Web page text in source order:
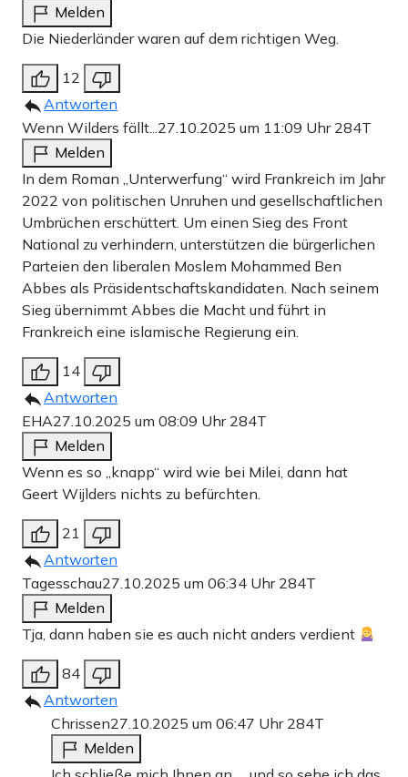
Melden
Die Niederländer waren auf dem richtigen Weg.
12
Antworten
Wenn Wilders fällt... 27.10.2025 um 11:09 Uhr 284T
Melden
In dem Roman „Unterwerfung“ wird Frankreich im Jahr
2022 von politischen Unruhen und gesellschaftlichen
Umbrüchen erschüttert. Um einen Sieg des Front
National zu verhindern, unterstützen die bürgerlichen
Parteien den liberalen Moslem Mohammed Ben
Abbes als Präsidentschaftskandidaten. Nach seinem
Sieg übernimmt Abbes die Macht und führt in
Frankreich eine islamische Regierung ein.
14
Antworten
EHA27.10.2025 um 08:09 Uhr 284T
Melden
Wenn es so „knapp“ wird wie bei Milei, dann hat
Geert Wijlders nichts zu befürchten.
21
Antworten
Tagesschau27.10.2025 um 06:34 Uhr 284T
Melden
Tja, dann haben sie es auch nicht anders verdient
84
Antworten
Chrissen27.10.2025 um 06:47 Uhr 284T
Melden